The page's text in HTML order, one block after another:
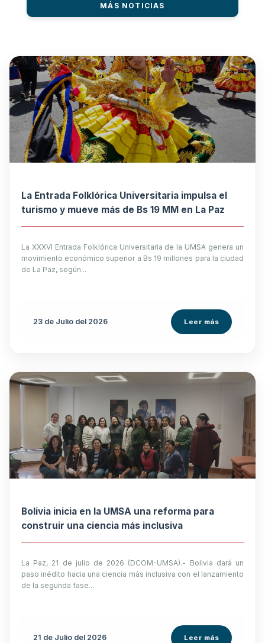
MÁS NOTICIAS
La Entrada Folklórica Universitaria impulsa el
turismo y mueve más de Bs 19 MM en La Paz
La XXXVI Entrada Folklórica Universitaria de la UMSA genera un
movimiento económico superior a Bs 19 millones para la ciudad
de La Paz, según...
23 de Julio del 2026 Leer más
Bolivia inicia en la UMSA una reforma para
construir una ciencia más inclusiva
La Paz, 21 de julio de 2026 (DCOM-UMSA).- Bolivia dará un
paso inédito hacia una ciencia más inclusiva con el lanzamiento
de la segunda fase...
21 de Julio del 2026 Leer más